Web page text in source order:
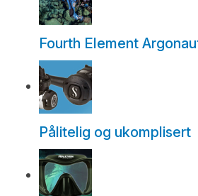
Fourth Element
Pålitelig og ukomplisert